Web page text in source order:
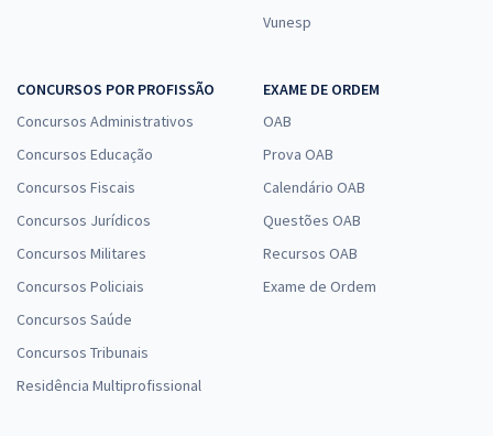
Vunesp
CONCURSOS POR PROFISSÃO
Concursos Administrativos
Concursos Educação
Concursos Fiscais
Concursos Jurídicos
Concursos Militares
Concursos Policiais
Concursos Saúde
Concursos Tribunais
Residência Multiprofissional
EXAME DE ORDEM
OAB
Prova OAB
Calendário OAB
Questões OAB
Recursos OAB
Exame de Ordem